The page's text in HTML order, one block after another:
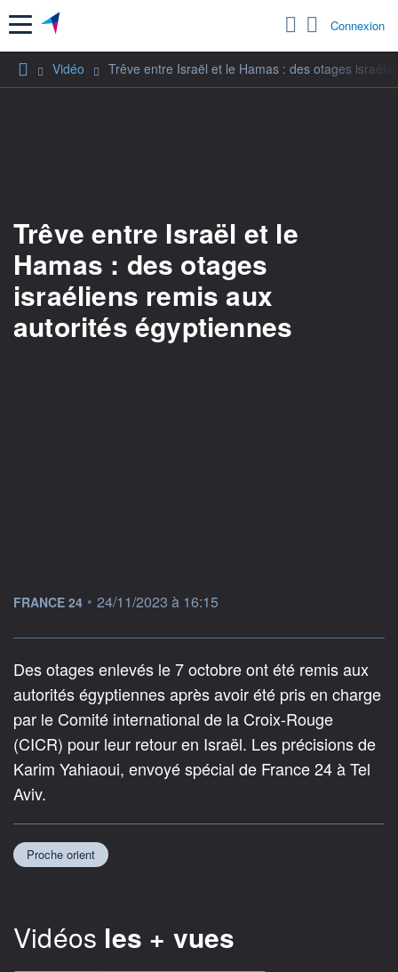
Menu Connexion
Vidéo Trêve entre Israël et le Hamas : des otages
Trêve entre Israël et le
Hamas : des otages
israéliens remis aux
autorités égyptiennes
information fournie par
FRANCE 24 • 24/11/2023 à 16:15
Des otages enlevés le 7 octobre ont été remis aux
autorités égyptiennes après avoir été pris en charge
par le Comité international de la Croix-Rouge
(CICR) pour leur retour en Israël. Les précisions de
Karim Yahiaoui, envoyé spécial de France 24 à Tel
Aviv.
Proche orient
Vidéos les + vues